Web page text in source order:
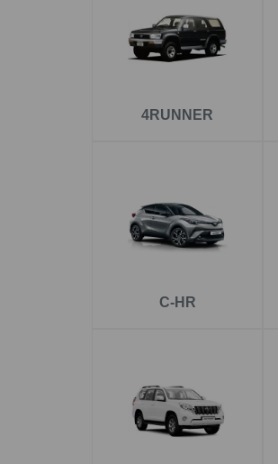
Doporučení
Toyota RAV4 –
Komfortní a spolehlivý
varianty podle toho, jak
Toyota Auris –
Model Auris je praktický
4RUNNER
C-HR